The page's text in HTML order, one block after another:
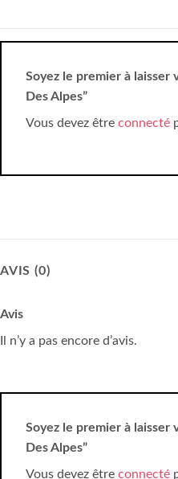
Soyez le premier à laisser
Des Alpes”
Vous devez être connecté
AVIS (0)
Avis
Il n’y a pas encore d’avis.
Soyez le premier à laisser
Des Alpes”
Vous devez être connecté